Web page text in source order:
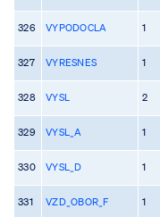
326 VYPODOCLA 1
327 VYRESNES 1
328 VYSL 2
329 VYSL_A 1
330 VYSL_D 1
331 VZD_OBOR_F 1